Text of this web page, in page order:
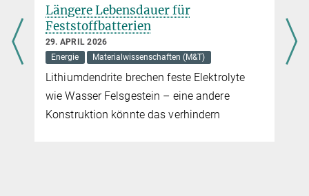
Längere Lebensdauer für
Feststoffbatterien
29. APRIL 2026
Energie
Materialwissenschaften (M&T)
Lithiumdendrite brechen feste Elektrolyte
wie Wasser Felsgestein – eine andere
Konstruktion könnte das verhindern